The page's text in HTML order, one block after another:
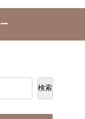
検索